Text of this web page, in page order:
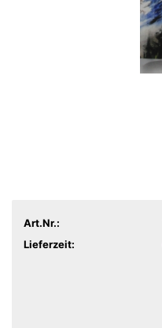
Art.Nr.:
Lieferzeit: